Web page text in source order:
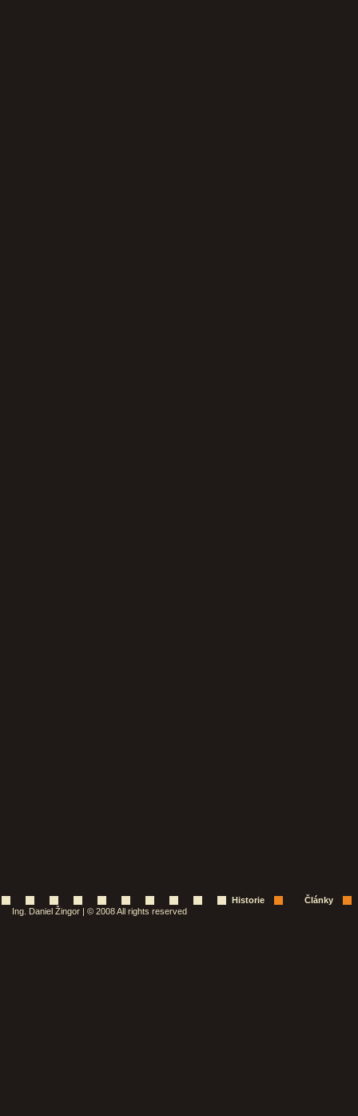
Historie
Články
Ing. Daniel Žingor | © 2008 All rights reserved